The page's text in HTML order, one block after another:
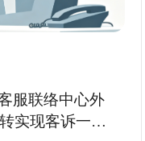
服联络中心外
实现客诉一站